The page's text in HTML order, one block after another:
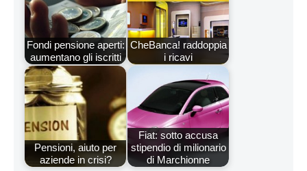
Fondi pensione aperti:
aumentano gli iscritti
CheBanca! raddoppia
i ricavi
Pensioni, aiuto per
aziende in crisi?
Fiat: sotto accusa
stipendio di milionario
di Marchionne